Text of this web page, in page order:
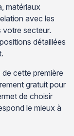
matériaux
avec les
votre secteur.
détaillées
cette première
gratuit pour
de choisir
le mieux à